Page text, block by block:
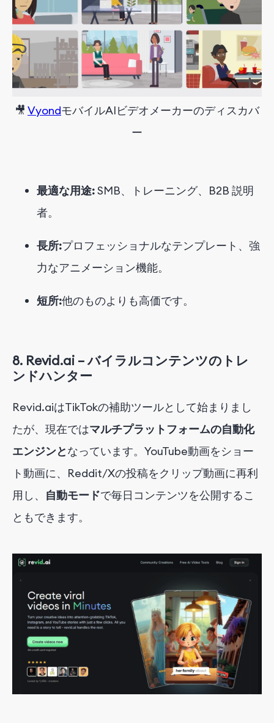
🎥 VyondモバイルAIビデオメーカーのディスカバ
ー
最適な用途:SMB、トレーニング、B2B 説明
者。
長所:プロフェッショナルなテンプレート、強
力なアニメーション機能。
短所:他のものよりも高価です。
8. Revid.ai – バイラルコンテンツのトレ
ンドハンター
Revid.aiはTikTokの補助ツールとして始まりまし
たが、現在ではマルチプラットフォームの自動化
エンジンとなっています。YouTube動画をショー
ト動画に、Reddit/Xの投稿をクリップ動画に再利
用し、 自動モードで毎日コンテンツを公開するこ
ともできます。